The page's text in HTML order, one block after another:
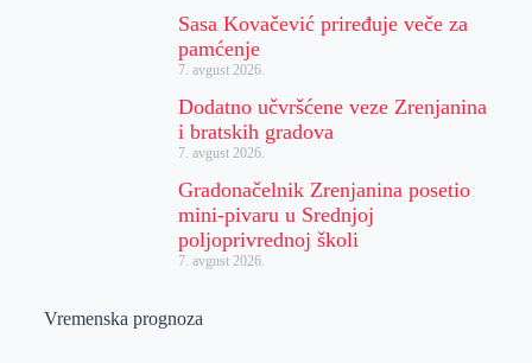
Sasa Kovačević priređuje veče za
pamćenje
7. avgust 2026.
Dodatno učvršćene veze Zrenjanina
i bratskih gradova
7. avgust 2026.
Gradonačelnik Zrenjanina posetio
mini-pivaru u Srednjoj
poljoprivrednoj školi
7. avgust 2026.
Vremenska prognoza